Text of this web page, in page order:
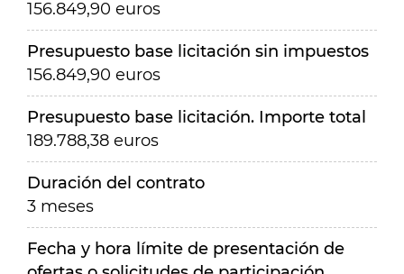
156.849,90 euros
Presupuesto base licitación sin impuestos
156.849,90 euros
Presupuesto base licitación. Importe total
189.788,38 euros
Duración del contrato
3 meses
Fecha y hora límite de presentación de